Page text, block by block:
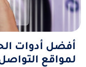
أفضل أدوات
لمواقع التواصل